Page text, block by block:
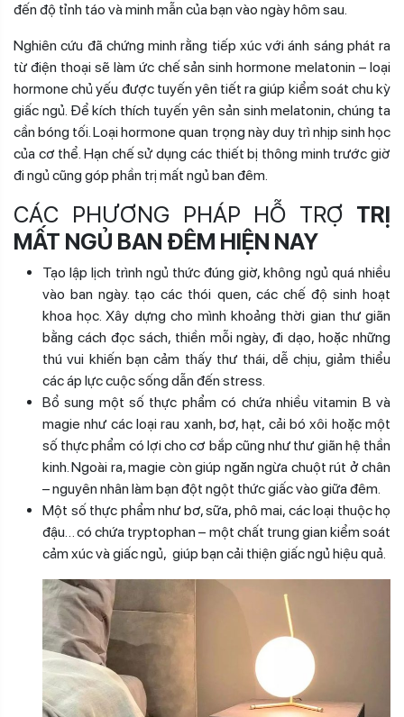
đến độ tỉnh táo và minh mẫn của bạn vào ngày hôm sau.
Nghiên cứu đã chứng minh rằng tiếp xúc với ánh sáng phát ra
từ điện thoại sẽ làm ức chế sản sinh hormone melatonin – loại
hormone chủ yếu được tuyến yên tiết ra giúp kiểm soát chu kỳ
giấc ngủ. Để kích thích tuyến yên sản sinh melatonin, chúng ta
cần bóng tối. Loại hormone quan trọng này duy trì nhịp sinh học
của cơ thể. Hạn chế sử dụng các thiết bị thông minh trước giờ
đi ngủ cũng góp phần trị mất ngủ ban đêm.
CÁC PHƯƠNG PHÁP HỖ TRỢ TRỊ
MẤT NGỦ BAN ĐÊM HIỆN NAY
Tạo lập lịch trình ngủ thức đúng giờ, không ngủ quá nhiều
vào ban ngày. tạo các thói quen, các chế độ sinh hoạt
khoa học. Xây dựng cho mình khoảng thời gian thư giãn
bằng cách đọc sách, thiền mỗi ngày, đi dạo, hoặc những
thú vui khiến bạn cảm thấy thư thái, dễ chịu, giảm thiểu
các áp lực cuộc sống dẫn đến stress.
Bổ sung một số thực phẩm có chứa nhiều vitamin B và
magie như các loại rau xanh, bơ, hạt, cải bó xôi hoặc một
số thực phẩm có lợi cho cơ bắp cũng như thư giãn hệ thần
kinh. Ngoài ra, magie còn giúp ngăn ngừa chuột rút ở chân
– nguyên nhân làm bạn đột ngột thức giấc vào giữa đêm.
Một số thực phẩm như bơ, sữa, phô mai, các loại thuộc họ
đậu… có chứa tryptophan – một chất trung gian kiểm soát
cảm xúc và giấc ngủ, giúp bạn cải thiện giấc ngủ hiệu quả.